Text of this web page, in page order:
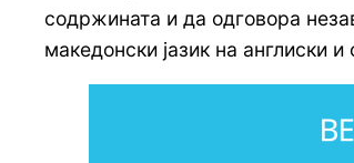
содржината и да одговора
македонски јазик на англиски и